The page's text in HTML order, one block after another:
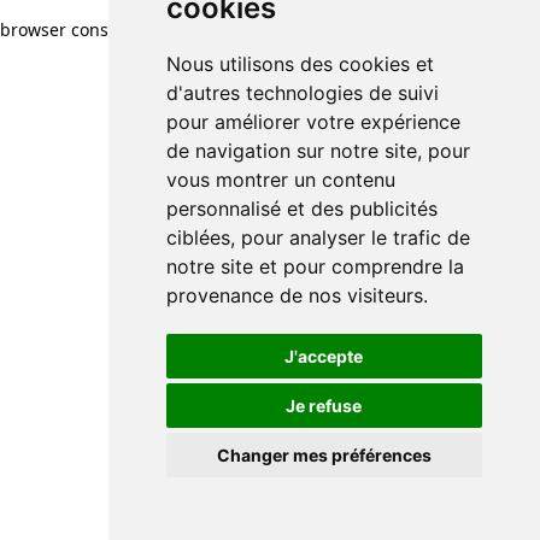
cookies
Nous utilisons des cookies et
d'autres technologies de suivi
pour améliorer votre expérience
de navigation sur notre site, pour
vous montrer un contenu
personnalisé et des publicités
ciblées, pour analyser le trafic de
notre site et pour comprendre la
provenance de nos visiteurs.
J'accepte
Je refuse
Changer mes préférences
browser console for more information)